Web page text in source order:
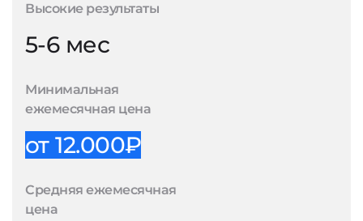
Высокие результаты
5-6 мес
Минимальная
ежемесячная цена
от 12.000₽
Средняя ежемесячная
цена